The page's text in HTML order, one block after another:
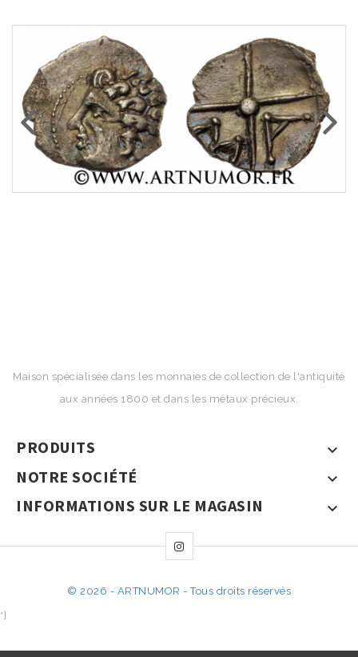
Maison spécialisée dans les monnaies de collection de l'antiquité
aux années 1800 et dans les métaux précieux.
PRODUITS 
NOTRE SOCIÉTÉ 
INFORMATIONS SUR LE MAGASIN 
© 2026 - ARTNUMOR - Tous droits réservés
*}